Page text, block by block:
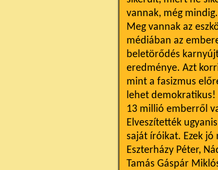
vannak, még
Meg vannak az
médiában az
beletörődés
eredménye. Azt
mint a fasizmus
lehet demokratikus!
13 millió emberről
Elveszítették
saját íróikat. Ezek jó
Eszterházy Péter,
Tamás Gáspár